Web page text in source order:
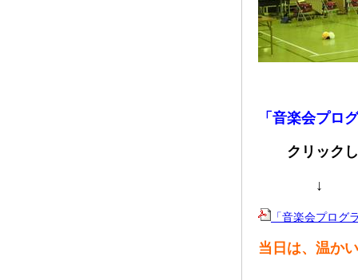
「音楽会プロ
クリック
↓
「音楽会プログ
当日は、温か